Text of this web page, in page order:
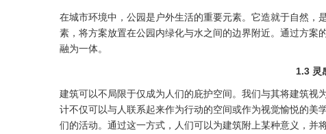
在城市环境中，公园是户外生活的重要元素。它造就于自然
素，将方案放置在公园内绿化与水之间的边界附近。通过方
融为一体。
1.3 灵
建筑可以不局限于仅成为人们的庇护空间。我们与其将建筑
计不仅可以与人联系起来作为行动的空间或作为视觉愉悦的美
们的活动。通过这一方式，人们可以为建筑附上某种意义，